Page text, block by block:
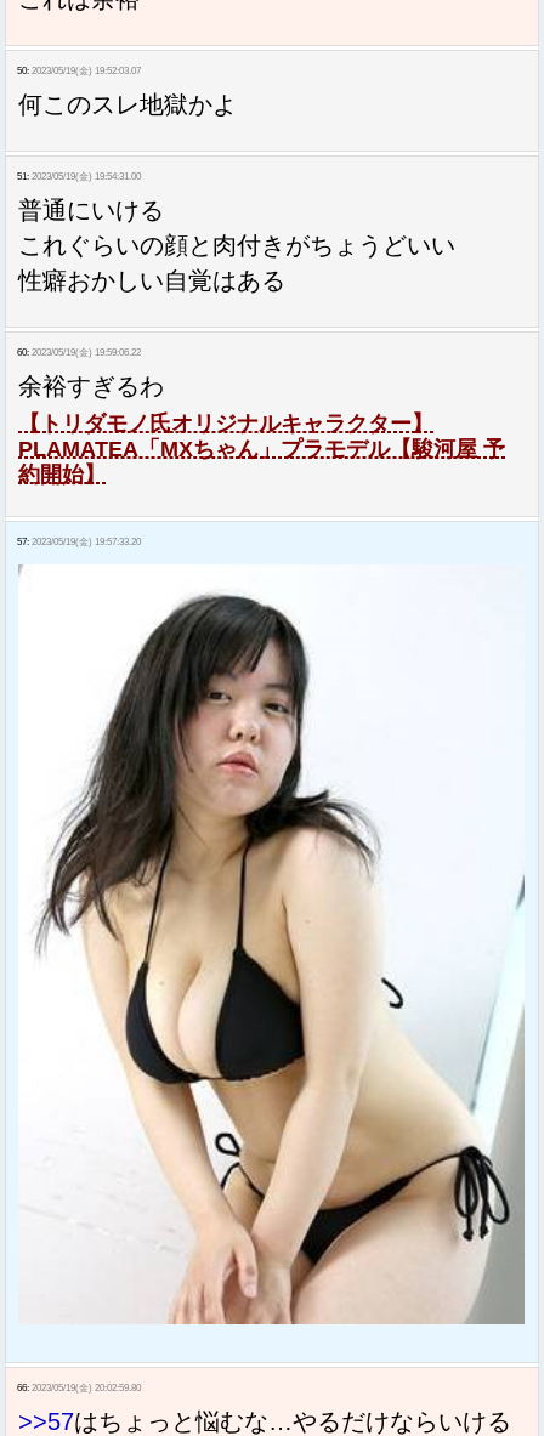
50: 2023/05/19(金) 19:52:03.07
何このスレ地獄かよ
51: 2023/05/19(金) 19:54:31.00
普通にいける
これぐらいの顔と肉付きがちょうどいい
性癖おかしい自覚はある
60: 2023/05/19(金) 19:59:06.22
余裕すぎるわ
【トリダモノ氏オリジナルキャラクター】
PLAMATEA「MXちゃん」プラモデル【駿河屋 予
約開始】
57: 2023/05/19(金) 19:57:33.20
66: 2023/05/19(金) 20:02:59.80
>>57はちょっと悩むな…やるだけならいける